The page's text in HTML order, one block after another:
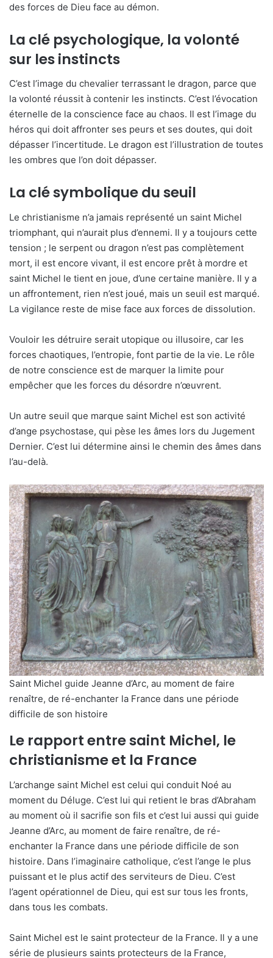
des forces de Dieu face au démon.
La clé psychologique, la volonté
sur les instincts
C’est l’image du chevalier terrassant le dragon, parce que
la volonté réussit à contenir les instincts. C’est l’évocation
éternelle de la conscience face au chaos. Il est l’image du
héros qui doit affronter ses peurs et ses doutes, qui doit
dépasser l’incertitude. Le dragon est l’illustration de toutes
les ombres que l’on doit dépasser.
La clé symbolique du seuil
Le christianisme n’a jamais représenté un saint Michel
triomphant, qui n’aurait plus d’ennemi. Il y a toujours cette
tension ; le serpent ou dragon n’est pas complètement
mort, il est encore vivant, il est encore prêt à mordre et
saint Michel le tient en joue, d’une certaine manière. Il y a
un affrontement, rien n’est joué, mais un seuil est marqué.
La vigilance reste de mise face aux forces de dissolution.
Vouloir les détruire serait utopique ou illusoire, car les
forces chaotiques, l’entropie, font partie de la vie. Le rôle
de notre conscience est de marquer la limite pour
empêcher que les forces du désordre n’œuvrent.
Un autre seuil que marque saint Michel est son activité
d’ange psychostase, qui pèse les âmes lors du Jugement
Dernier. C’est lui détermine ainsi le chemin des âmes dans
l’au-delà.
Saint Michel guide Jeanne d’Arc, au moment de faire
renaître, de ré-enchanter la France dans une période
difficile de son histoire
Le rapport entre saint Michel, le
christianisme et la France
L’archange saint Michel est celui qui conduit Noé au
moment du Déluge. C’est lui qui retient le bras d’Abraham
au moment où il sacrifie son fils et c’est lui aussi qui guide
Jeanne d’Arc, au moment de faire renaître, de ré-
enchanter la France dans une période difficile de son
histoire. Dans l’imaginaire catholique, c’est l’ange le plus
puissant et le plus actif des serviteurs de Dieu. C’est
l’agent opérationnel de Dieu, qui est sur tous les fronts,
dans tous les combats.
Saint Michel est le saint protecteur de la France. Il y a une
série de plusieurs saints protecteurs de la France,